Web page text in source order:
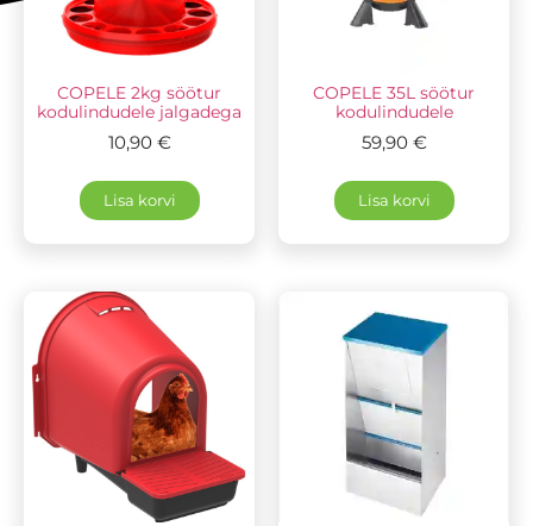
COPELE 2kg söötur
kodulindudele jalgadega
10,90 €
Lisa korvi
COPELE 35L söötur
kodulindudele
59,90 €
Lisa korvi